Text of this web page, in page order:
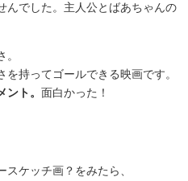
んでした。主人公とばあちゃんの
持ってゴールできる映画です。
ト。 面白かった！
ケッチ画？をみたら、